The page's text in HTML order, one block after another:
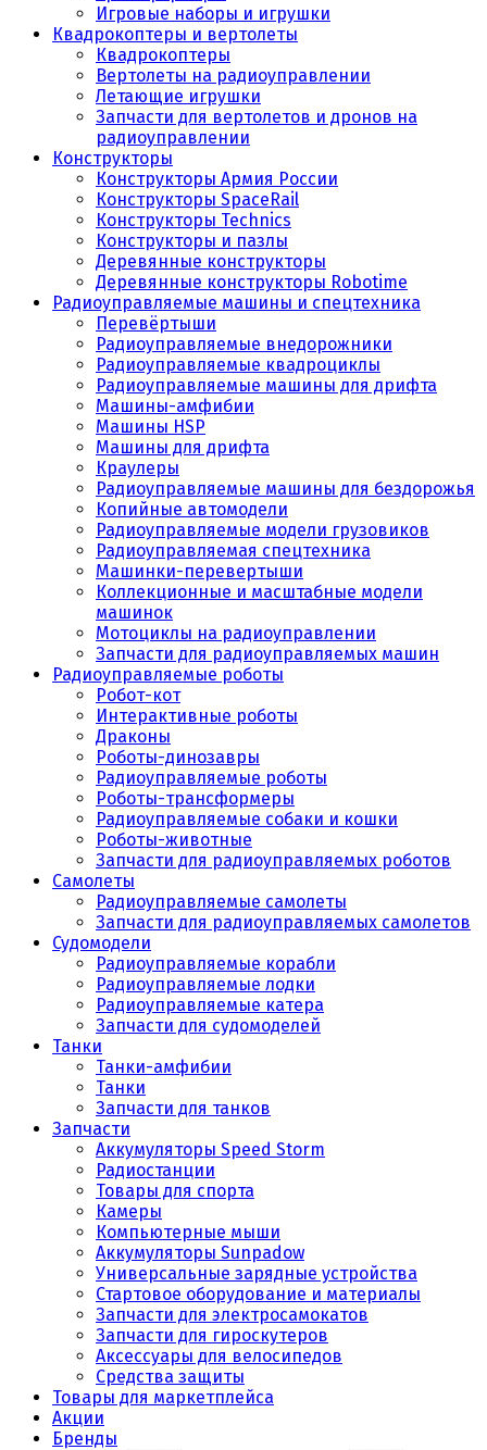
Игровые наборы и игрушки
Квадрокоптеры и вертолеты
Квадрокоптеры
Вертолеты на радиоуправлении
Летающие игрушки
Запчасти для вертолетов и дронов на
радиоуправлении
Конструкторы
Конструкторы Армия России
Конструкторы SpaceRail
Конструкторы Technics
Конструкторы и пазлы
Деревянные конструкторы
Деревянные конструкторы Robotime
Радиоуправляемые машины и спецтехника
Перевёртыши
Радиоуправляемые внедорожники
Радиоуправляемые квадроциклы
Радиоуправляемые машины для дрифта
Машины-амфибии
Машины HSP
Машины для дрифта
Краулеры
Радиоуправляемые машины для бездорожья
Копийные автомодели
Радиоуправляемые модели грузовиков
Радиоуправляемая спецтехника
Машинки-перевертыши
Коллекционные и масштабные модели
машинок
Мотоциклы на радиоуправлении
Запчасти для радиоуправляемых машин
Радиоуправляемые роботы
Робот-кот
Интерактивные роботы
Драконы
Роботы-динозавры
Радиоуправляемые роботы
Роботы-трансформеры
Радиоуправляемые собаки и кошки
Роботы-животные
Запчасти для радиоуправляемых роботов
Самолеты
Радиоуправляемые самолеты
Запчасти для радиоуправляемых самолетов
Судомодели
Радиоуправляемые корабли
Радиоуправляемые лодки
Радиоуправляемые катера
Запчасти для судомоделей
Танки
Танки-амфибии
Танки
Запчасти для танков
Запчасти
Аккумуляторы Speed Storm
Радиостанции
Товары для спорта
Камеры
Компьютерные мыши
Аккумуляторы Sunpadow
Универсальные зарядные устройства
Стартовое оборудование и материалы
Запчасти для электросамокатов
Запчасти для гироскутеров
Аксессуары для велосипедов
Средства защиты
Товары для маркетплейса
Акции
Бренды